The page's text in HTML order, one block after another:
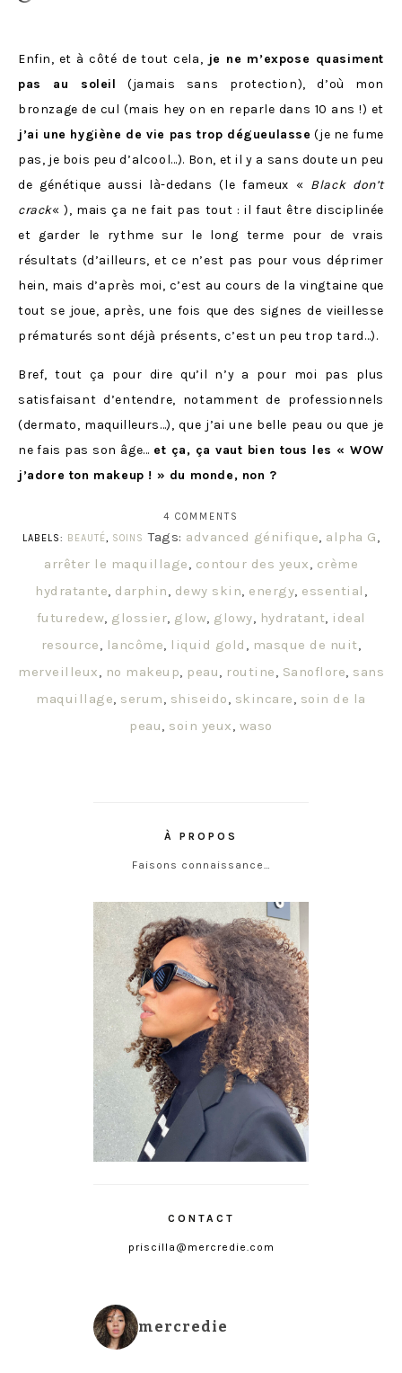
Enfin, et à côté de tout cela, je ne m’expose quasiment
pas au soleil (jamais sans protection), d’où mon
bronzage de cul (mais hey on en reparle dans 10 ans !) et
j’ai une hygiène de vie pas trop dégueulasse (je ne fume
pas, je bois peu d’alcool…). Bon, et il y a sans doute un peu
de génétique aussi là-dedans (le fameux « Black don’t
crack« ), mais ça ne fait pas tout : il faut être disciplinée
et garder le rythme sur le long terme pour de vrais
résultats (d’ailleurs, et ce n’est pas pour vous déprimer
hein, mais d’après moi, c’est au cours de la vingtaine que
tout se joue, après, une fois que des signes de vieillesse
prématurés sont déjà présents, c’est un peu trop tard…).
Bref, tout ça pour dire qu’il n’y a pour moi pas plus
satisfaisant d’entendre, notamment de professionnels
(dermato, maquilleurs…), que j’ai une belle peau ou que je
ne fais pas son âge… et ça, ça vaut bien tous les « WOW
j’adore ton makeup ! » du monde, non ?
4 COMMENTS
LABELS: BEAUTÉ, SOINS Tags: advanced génifique, alpha G,
arrêter le maquillage, contour des yeux, crème
hydratante, darphin, dewy skin, energy, essential ,
futuredew, glossier, glow, glowy, hydratant, ideal
resource, lancôme, liquid gold , masque de nuit,
merveilleux, no makeup, peau, routine, Sanoflore, sans
maquillage, serum, shiseido, skincare, soin de la
peau, soin yeux, waso
À PROPOS
Faisons connaissance…
CONTACT
priscilla@mercredie.com
mercredie